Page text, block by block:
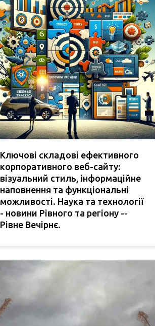
Ключові складові ефективного
корпоративного веб-сайту:
візуальний стиль, інформаційне
наповнення та функціональні
можливості. Наука та технології
- новини Рівного та регіону --
Рівне Вечірнє.